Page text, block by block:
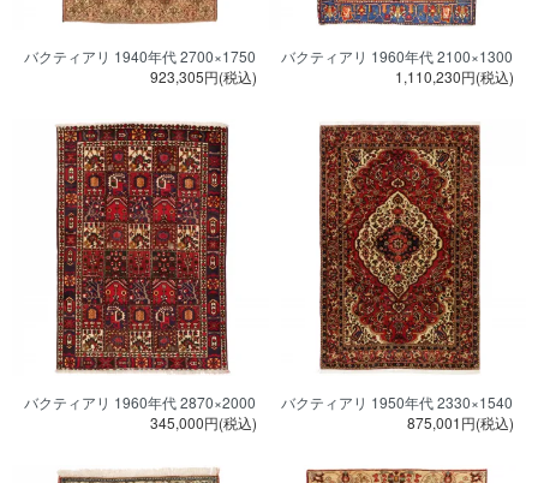
バクティアリ 1940年代 2700×1750
923,305円(税込)
バクティアリ 1960年代 2100×1300
1,110,230円(税込)
バクティアリ 1960年代 2870×2000
345,000円(税込)
バクティアリ 1950年代 2330×1540
875,001円(税込)